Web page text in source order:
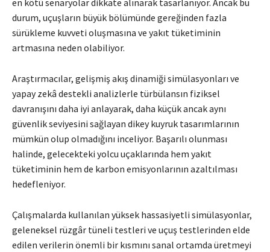
en kötü senaryolar dikkate alınarak tasarlanıyor. Ancak bu
durum, uçuşların büyük bölümünde gereğinden fazla
sürükleme kuvveti oluşmasına ve yakıt tüketiminin
artmasına neden olabiliyor.
Araştırmacılar, gelişmiş akış dinamiği simülasyonları ve
yapay zekâ destekli analizlerle türbülansın fiziksel
davranışını daha iyi anlayarak, daha küçük ancak aynı
güvenlik seviyesini sağlayan dikey kuyruk tasarımlarının
mümkün olup olmadığını inceliyor. Başarılı olunması
halinde, gelecekteki yolcu uçaklarında hem yakıt
tüketiminin hem de karbon emisyonlarının azaltılması
hedefleniyor.
Çalışmalarda kullanılan yüksek hassasiyetli simülasyonlar,
geleneksel rüzgâr tüneli testleri ve uçuş testlerinden elde
edilen verilerin önemli bir kısmını sanal ortamda üretmeyi